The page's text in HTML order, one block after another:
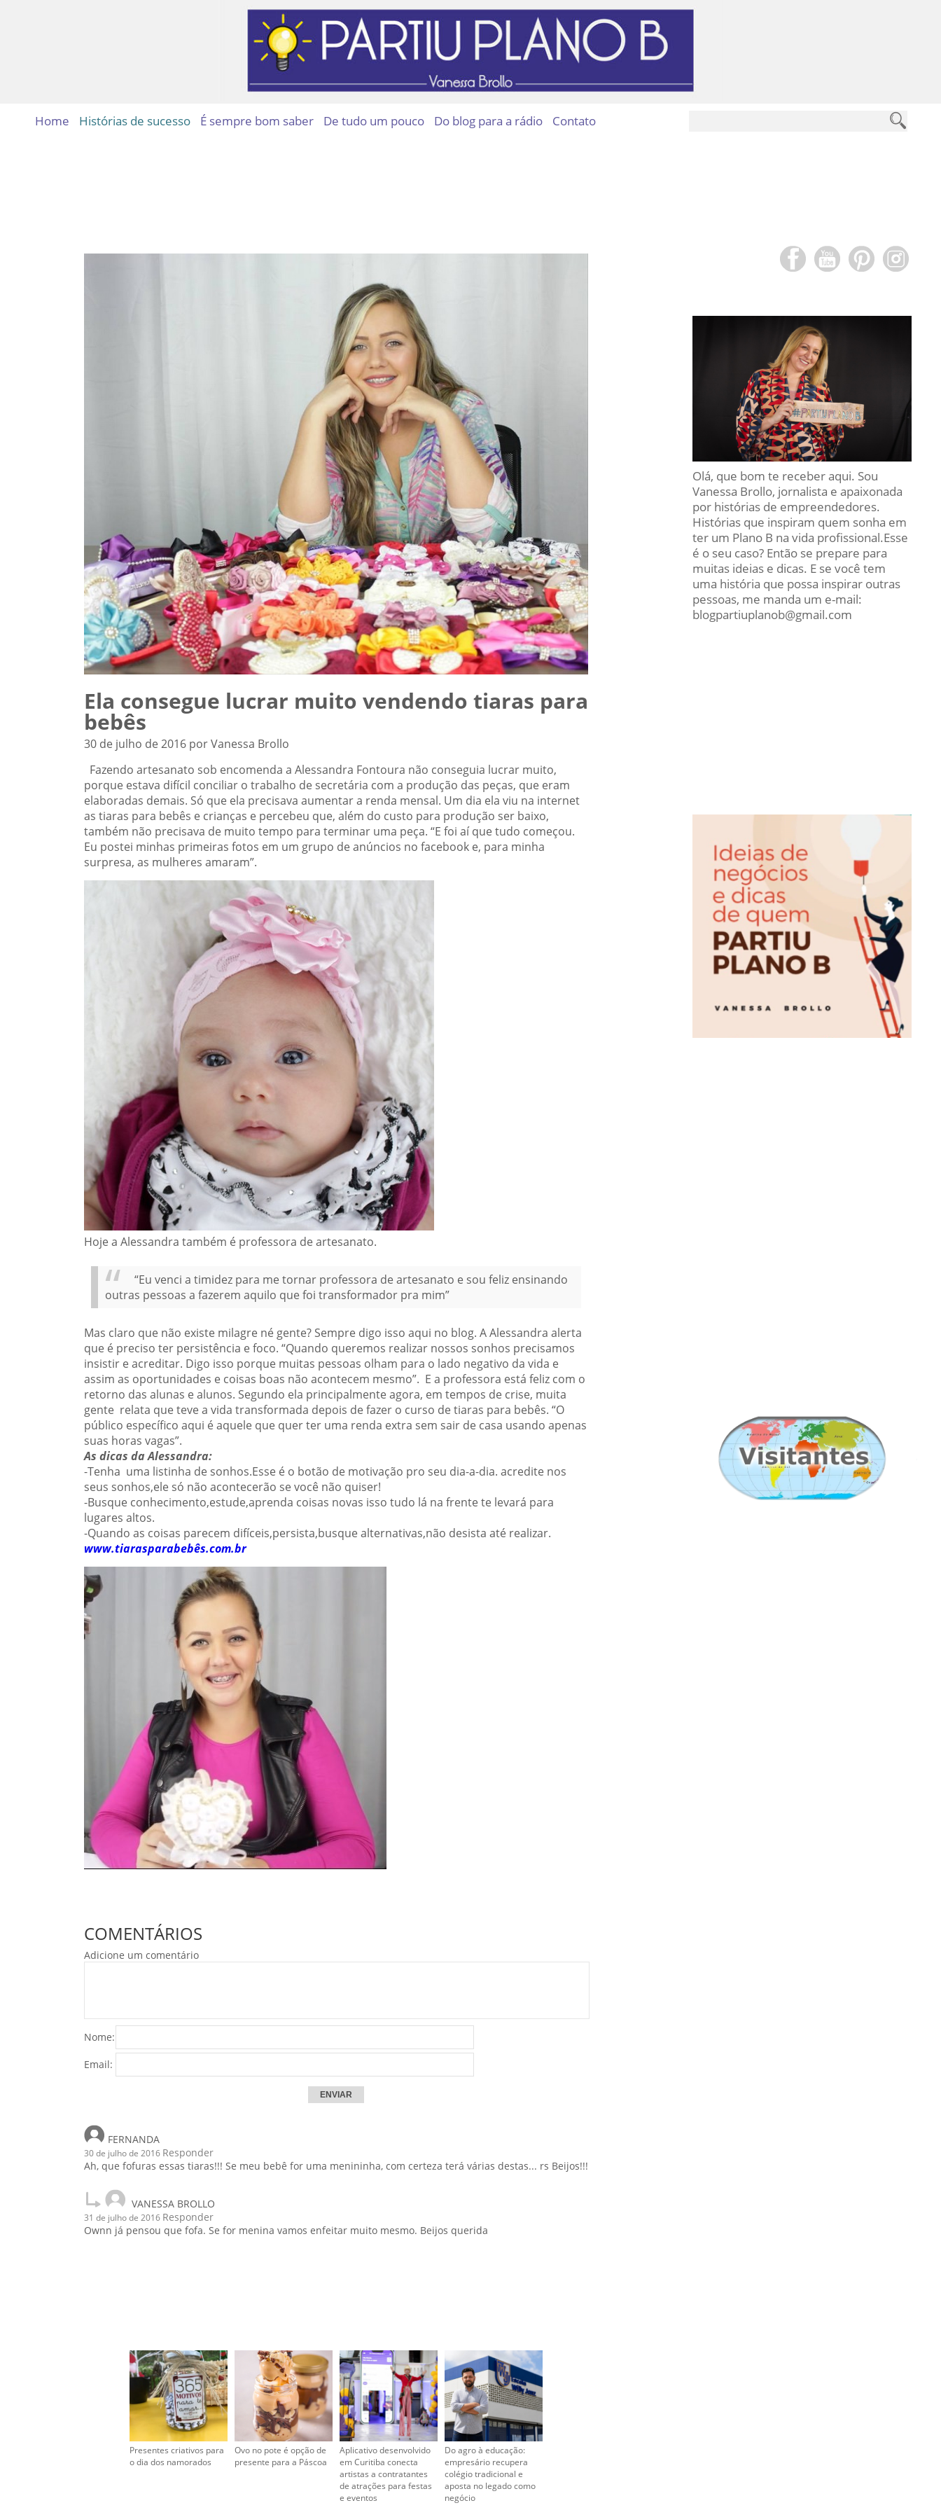
Home Histórias de sucesso É sempre bom saber De tudo um pouco Do blog para a rádio Contato
Olá, que bom te receber aqui. Sou
Vanessa Brollo, jornalista e apaixonada
por histórias de empreendedores.
Histórias que inspiram quem sonha em
ter um Plano B na vida profissional.Esse
é o seu caso? Então se prepare para
muitas ideias e dicas. E se você tem
uma história que possa inspirar outras
pessoas, me manda um e-mail:
blogpartiuplanob@gmail.com
Ela consegue lucrar muito vendendo tiaras para
bebês
30 de julho de 2016 por Vanessa Brollo
Fazendo artesanato sob encomenda a Alessandra Fontoura não conseguia lucrar muito,
porque estava difícil conciliar o trabalho de secretária com a produção das peças, que eram
elaboradas demais. Só que ela precisava aumentar a renda mensal. Um dia ela viu na internet
as tiaras para bebês e crianças e percebeu que, além do custo para produção ser baixo,
também não precisava de muito tempo para terminar uma peça. “E foi aí que tudo começou.
Eu postei minhas primeiras fotos em um grupo de anúncios no facebook e, para minha
surpresa, as mulheres amaram”.
Hoje a Alessandra também é professora de artesanato.
“Eu venci a timidez para me tornar professora de artesanato e sou feliz ensinando
outras pessoas a fazerem aquilo que foi transformador pra mim”
Mas claro que não existe milagre né gente? Sempre digo isso aqui no blog. A Alessandra alerta
que é preciso ter persistência e foco. “Quando queremos realizar nossos sonhos precisamos
insistir e acreditar. Digo isso porque muitas pessoas olham para o lado negativo da vida e
assim as oportunidades e coisas boas não acontecem mesmo”. E a professora está feliz com o
retorno das alunas e alunos. Segundo ela principalmente agora, em tempos de crise, muita
gente relata que teve a vida transformada depois de fazer o curso de tiaras para bebês. “O
público específico aqui é aquele que quer ter uma renda extra sem sair de casa usando apenas
suas horas vagas”.
As dicas da Alessandra:
-Tenha uma listinha de sonhos.Esse é o botão de motivação pro seu dia-a-dia. acredite nos
seus sonhos,ele só não acontecerão se você não quiser!
-Busque conhecimento,estude,aprenda coisas novas isso tudo lá na frente te levará para
lugares altos.
-Quando as coisas parecem difíceis,persista,busque alternativas,não desista até realizar.
www.tiarasparabebês.com.br
COMENTÁRIOS
Adicione um comentário
Nome:
Email:
FERNANDA
30 de julho de 2016 Responder
Ah, que fofuras essas tiaras!!! Se meu bebê for uma menininha, com certeza terá várias destas... rs Beijos!!!
VANESSA BROLLO
31 de julho de 2016 Responder
Ownn já pensou que fofa. Se for menina vamos enfeitar muito mesmo. Beijos querida
Presentes criativos para
o dia dos namorados
Ovo no pote é opção de
presente para a Páscoa
Aplicativo desenvolvido
em Curitiba conecta
artistas a contratantes
de atrações para festas
e eventos
Do agro à educação:
empresário recupera
colégio tradicional e
aposta no legado como
negócio